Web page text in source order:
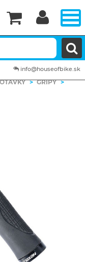
> GRIPY >


info@houseofbike.sk